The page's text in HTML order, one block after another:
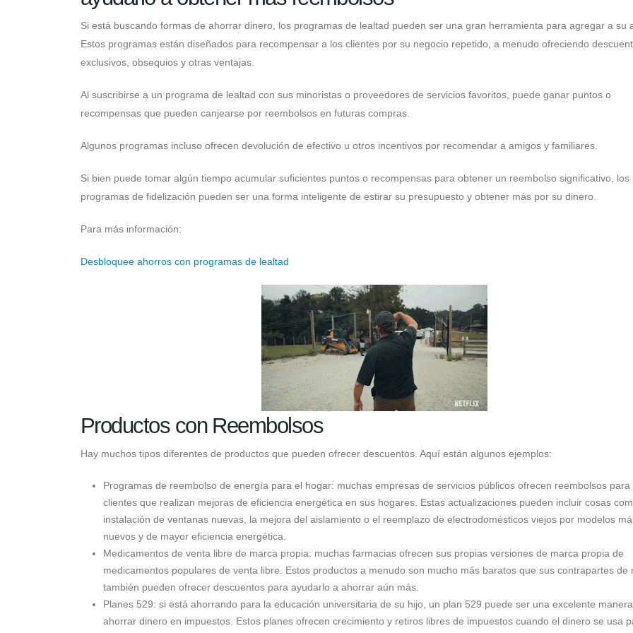
Si está buscando formas de ahorrar dinero, los programas de lealtad pueden ser una gran herramienta para agregar a su
Estos programas están diseñados para recompensar a los clientes por su negocio repetido, a menudo ofreciendo
exclusivos, obsequios y otras ventajas.
Al suscribirse a un programa de lealtad con sus minoristas o proveedores de servicios favoritos, puede ganar puntos o
recompensas que pueden canjearse por reembolsos en futuras compras.
Algunos programas incluso ofrecen devolución de efectivo u otros incentivos por recomendar a amigos y familiares.
Si bien puede tomar algún tiempo acumular suficientes puntos o recompensas para obtener un reembolso significativo, los
programas de fidelización pueden ser una forma inteligente de estirar su presupuesto y obtener más por su dinero.
Para más información:
Desbloquee ahorros con programas de lealtad
Productos con Reembolsos
Hay muchos tipos diferentes de productos que pueden ofrecer descuentos. Aquí están algunos ejemplos:
Programas de reembolso de energía para el hogar: muchas empresas de servicios públicos ofrecen reembolsos para
clientes que realizan mejoras de eficiencia energética en sus hogares. Estas actualizaciones pueden incluir cosas
instalación de ventanas nuevas, la mejora del aislamiento o el reemplazo de electrodomésticos viejos por modelos
nuevos y de mayor eficiencia energética.
Medicamentos de venta libre de marca propia: muchas farmacias ofrecen sus propias versiones de marca propia de
medicamentos populares de venta libre. Estos productos a menudo son mucho más baratos que sus contrapartes de
también pueden ofrecer descuentos para ayudarlo a ahorrar aún más.
Planes 529: si está ahorrando para la educación universitaria de su hijo, un plan 529 puede ser una excelente
ahorrar dinero en impuestos. Estos planes ofrecen crecimiento y retiros libres de impuestos cuando el dinero se usa